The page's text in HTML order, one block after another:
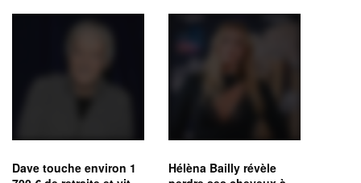
Dave touche environ 1
Hélèna Bailly révèle